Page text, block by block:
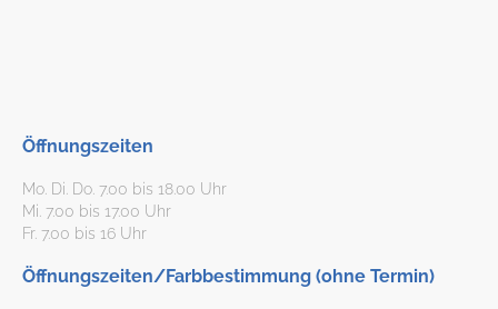
Öffnungszeiten
Mo. Di. Do. 7.00 bis 18.00 Uhr
Mi. 7.00 bis 17.00 Uhr
Fr. 7.00 bis 16 Uhr
Öffnungszeiten/Farbbestimmung (ohne Termin)